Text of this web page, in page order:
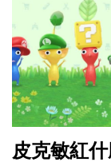
皮克敏紅